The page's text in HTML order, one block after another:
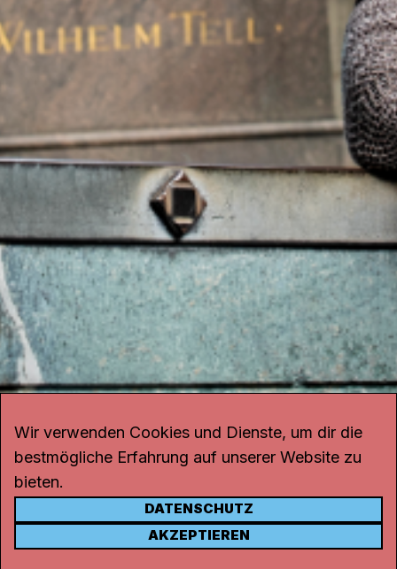
KONTAKT
Wir verwenden Cookies und Dienste, um dir die
bestmögliche Erfahrung auf unserer Website zu
bieten.
DATENSCHUTZ
AKZEPTIEREN